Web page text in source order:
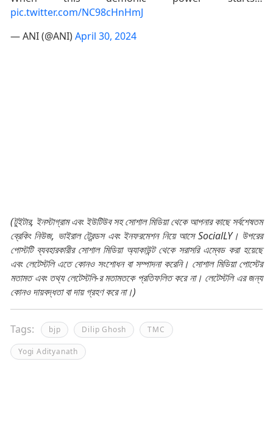
pic.twitter.com/NC98cHnHmJ
— ANI (@ANI)April 30, 2024
(টুইটার, ইনস্টাগ্রাম এবং ইউটিউব সহ সোশাল মিডিয়া থেকে আপনার কাছে সর্বশেষতম
ব্রেকিং নিউজ, ভাইরাল ট্রেন্ডস এবং ইনফরমেশন নিয়ে আসে SocialLY। উপরের
পোস্টটি ব্যবহারকারীর সোশাল মিডিয়া অ্যাকাউন্ট থেকে সরাসরি এম্বেড করা হয়েছে
এবং লেটেস্টলি এতে কোনও সংশোধন বা সম্পাদনা করেনি। সোশাল মিডিয়া পোস্টের
মতামত এবং তথ্য লেটেস্টলি-র মতামতকে প্রতিফলিত করে না। লেটেস্টলি এর জন্য
কোনও দায়বদ্ধতা বা দায় গ্রহণ করে না।)
Tags: bjp Dilip Ghosh TMC
Yogi Adityanath